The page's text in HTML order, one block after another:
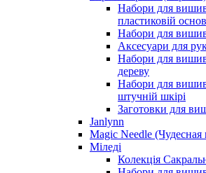
Набори для
пластиковій
Набори для
Аксесуари для
Набори для
дереву
Набори для
штучній шкірі
Заготовки для
Janlynn
Magic Needle
Міледі
Колекція